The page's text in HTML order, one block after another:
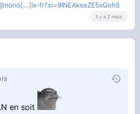
fr?si=9lNEAkseZE5xGoh5
il y a 2 mois
en soit